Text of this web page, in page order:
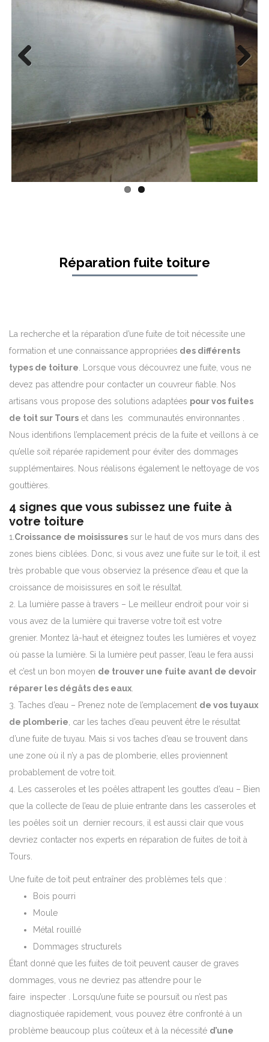
Previous Next
Réparation fuite toiture
La recherche et la réparation d’une fuite de toit nécessite une
formation et une connaissance appropriées des différents
types de toiture . Lorsque vous découvrez une fuite, vous ne
devez pas attendre pour contacter un couvreur fiable. Nos
artisans vous propose des solutions adaptées pour vos fuites
de toit sur Tours et dans les communautés environnantes .
Nous identifions l’emplacement précis de la fuite et veillons à ce
qu’elle soit réparée rapidement pour éviter des dommages
supplémentaires. Nous réalisons également le nettoyage de vos
gouttières.
4 signes que vous subissez une fuite à
votre toiture
1. Croissance de moisissures sur le haut de vos murs dans des
zones biens ciblées.
Donc, si vous avez une fuite sur le toit, il est
très probable que vous observiez la présence d’eau et que la
croissance de moisissures en soit le résultat.
2. La
lumière passe à travers – Le meilleur endroit pour voir si
vous avez de la lumière qui traverse votre toit est votre
grenier. Montez là-haut et éteignez toutes les lumières et voyez
où passe la lumière. Si la lumière peut passer, l’eau le fera aussi
et c’est un bon moyen de trouver une fuite avant de devoir
réparer les dégâts des eaux
3. Taches d’eau – Prenez note de l’emplacement de vos tuyaux
de plomberie , car les taches d’eau peuvent être le résultat
d’une fuite de tuyau.
Mais si vos taches d’eau se trouvent dans
une zone où il n’y a pas de plomberie, elles proviennent
probablement de votre toit.
4. Les casseroles et les poêles attrapent les gouttes d’eau – Bien
que la collecte de l’eau de pluie entrante dans les casseroles et
les poêles soit un dernier recours, il est aussi clair que vous
devriez contacter nos experts en réparation de fuites de toit à
Tours.
Une fuite de toit peut entraîner des problèmes tels que :
Bois pourri
Moule
Métal rouillé
Dommages structurels
Étant donné que les fuites de toit peuvent causer de graves
dommages, vous ne devriez pas attendre pour le
faire inspecter .
Lorsqu’une fuite se poursuit ou n’est pas
diagnostiquée rapidement, vous pouvez être confronté à un
problème beaucoup plus coûteux et à la nécessité d’une